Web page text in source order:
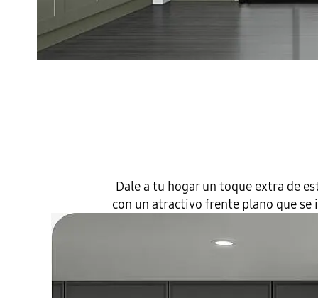
Dale a tu hogar un toque extra de
con un atractivo frente plano que